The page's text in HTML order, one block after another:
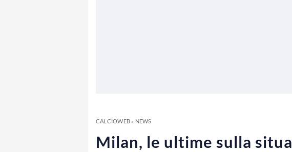
CALCIOWEB» NEWS
Milan, le ultime sulla